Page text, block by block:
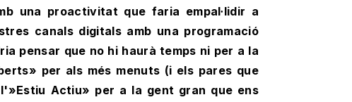
una proactivitat que faria empal·lidir a
canals digitals amb una programació
pensar que no hi haurà temps ni per a la
per als més menuts (i els pares que
Actiu» per a la gent gran que ens